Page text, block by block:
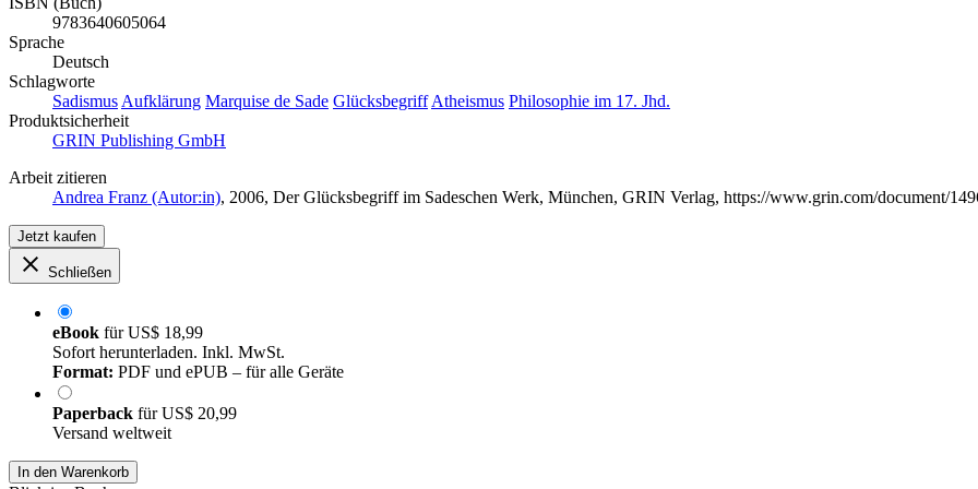
9783640605064
Sprache
Deutsch
Schlagworte
Sadismus Aufklärung Marquise de Sade Glücksbegriff Atheismus Philosophie im 17. Jhd.
Produktsicherheit
GRIN Publishing GmbH
Arbeit zitieren
Andrea Franz (Autor:in), 2006, Der Glücksbegriff im Sadeschen Werk, München, GRIN Verlag, https://www.grin.com/document/
Jetzt kaufen
Schließen
eBook fürUS$ 18,99
Sofort herunterladen. Inkl. MwSt.
Format: PDF und ePUB – für alle Geräte
Paperback fürUS$ 20,99
Versand weltweit
In den Warenkorb